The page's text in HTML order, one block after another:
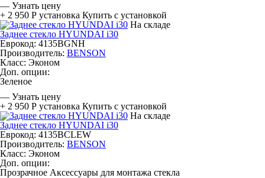
— Узнать цену
+ 2 950 Р установка Купить с установкой
На складе
Заднее стекло HYUNDAI i30
Еврокод: 4135BGNH
Производитель: BENSON
Класс: Эконом
Доп. опции:
Зеленое
— Узнать цену
+ 2 950 Р установка Купить с установкой
На складе
Заднее стекло HYUNDAI i30
Еврокод: 4135BCLEW
Производитель: BENSON
Класс: Эконом
Доп. опции:
Прозрачное Аксессуары для монтажа стекла